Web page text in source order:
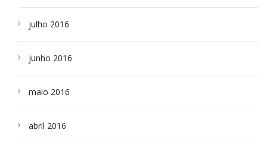
julho 2016
junho 2016
maio 2016
abril 2016